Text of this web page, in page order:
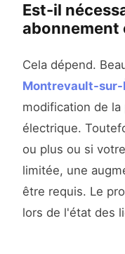
Est-il
abonnement
Cela dépend.
Montrevault-sur-
modification de
électrique.
ou plus ou si
limitée, une
être requis. Le
lors de l'état des